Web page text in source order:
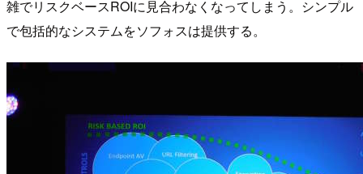
雑でリスクベースROIに見合わなくなってしまう。シンプル
で包括的なシステムをソフォスは提供する。